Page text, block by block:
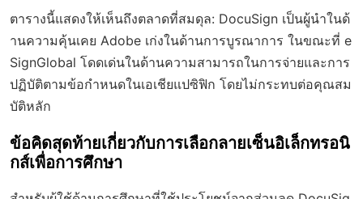
ตารางนี้แสดงให้เห็นถึงตลาดที่สมดุล: DocuSign เป็นผู้นำในด้
านความคุ้นเคย Adobe เก่งในด้านการบูรณาการ ในขณะที่ e
SignGlobal โดดเด่นในด้านความสามารถในการจ่ายและการ
ปฏิบัติตามข้อกำหนดในเอเชียแปซิฟิก โดยไม่กระทบต่อคุณสม
บัติหลัก
ข้อคิดสุดท้ายเกี่ยวกับการเลือกลายเซ็นอิเล็กทรอนิ
กส์เพื่อการศึกษา